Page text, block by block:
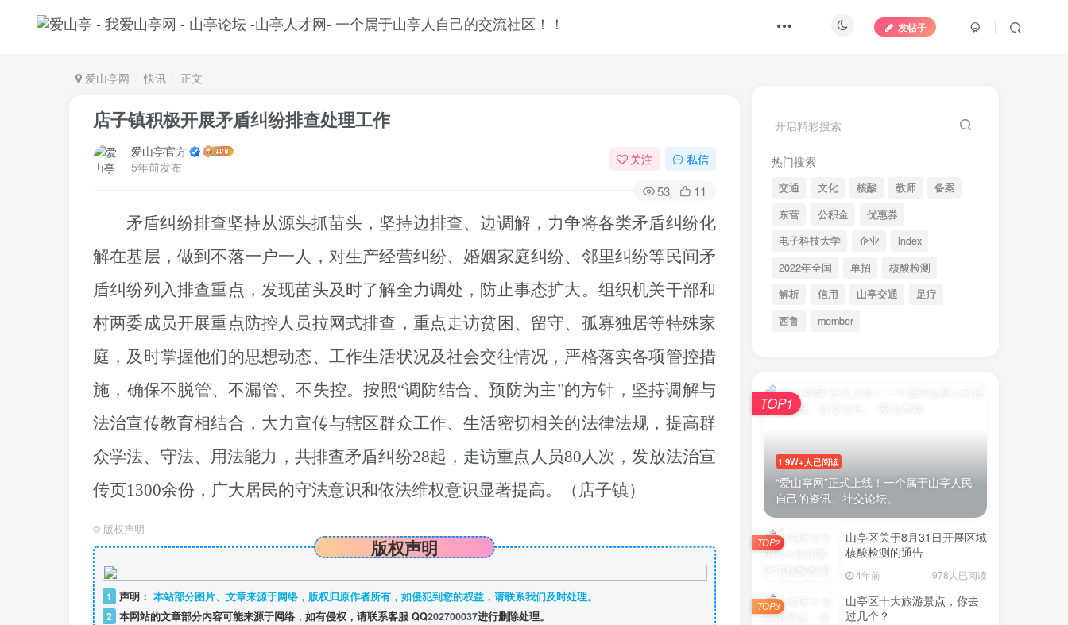
发帖子
爱山亭网 快讯 正文
店子镇积极开展矛盾纠纷排查处理工作
爱山亭官方
5年前发布
关注 私信
53 11
矛盾纠纷排查坚持从源头抓苗头，坚持边排查、边调解，力争将各类矛盾纠纷化
解在基层，做到不落一户一人，对生产经营纠纷、婚姻家庭纠纷、邻里纠纷等民间矛
盾纠纷列入排查重点，发现苗头及时了解全力调处，防止事态扩大。组织机关干部和
村两委成员开展重点防控人员拉网式排查，重点走访贫困、留守、孤寡独居等特殊家
庭，及时掌握他们的思想动态、工作生活状况及社会交往情况，严格落实各项管控措
施，确保不脱管、不漏管、不失控。按照“调防结合、预防为主”的方针，坚持调解与
法治宣传教育相结合，大力宣传与辖区群众工作、生活密切相关的法律法规，提高群
众学法、守法、用法能力， 共排查矛盾纠纷28起，走访重点人员80人次，发放法治宣
传页1300余份， 广大居民的守法意识和依法维权意识显著提高。 （店子镇）
© 版权声明
版权声明
1 声明： 本站部分图片、文章来源于网络，版权归原作者所有，如侵犯到您的权益，请联系我们及时处理。
2 本网站的文章部分内容可能来源于网络，如有侵权，请联系客服 QQ202700037进行删除处理。
开启精彩搜索
热门搜索
交通 文化 核酸 教师
备案
东营
公积金
优惠券
电子科技大学
企业
index
2022年全国
单招
核酸检测
解析
信用 山亭交通
足疗
西鲁
member
1.9W+人已阅读
“爱山亭网”正式上线！一个属于山亭人民
自己的资讯、社交论坛。
TOP1
山亭区关于8月31日开展区域
核酸检测的通告
4年前 978人已阅读
TOP2
山亭区十大旅游景点，你去
过几个？
TOP3